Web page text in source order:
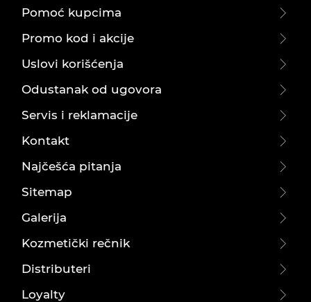
Pomoć kupcima
Promo kod i akcije
Uslovi korišćenja
Odustanak od ugovora
Servis i reklamacije
Kontakt
Najčešća pitanja
Sitemap
Galerija
Kozmetički rečnik
Distributeri
Loyalty